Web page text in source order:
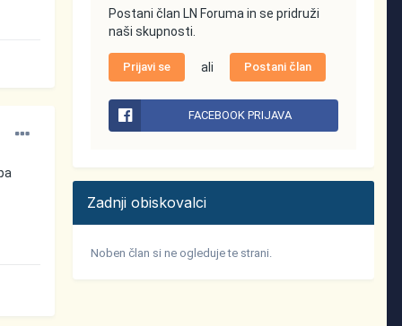
Postani član LN Foruma in se pridruži
naši skupnosti.
Prijavi se ali Postani član
FACEBOOK PRIJAVA
Zadnji obiskovalci
Noben član si ne ogleduje te strani.